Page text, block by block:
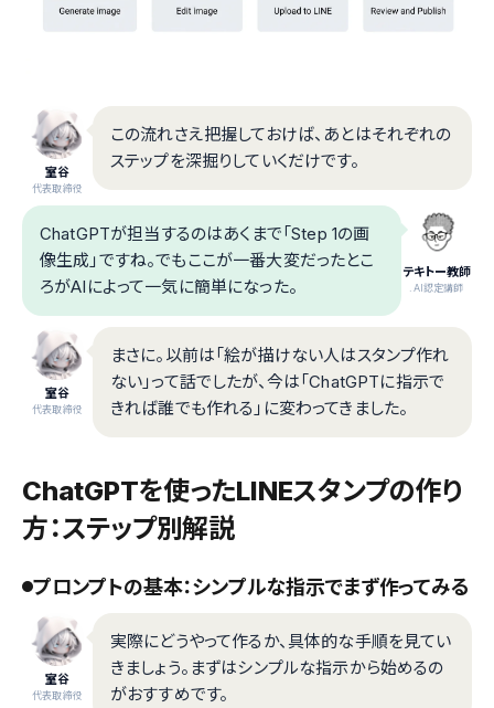
室谷
代表取締役
この流れさえ把握しておけば、あとはそれぞれの
ステップを深掘りしていくだけです。
テキトー教師
.AI認定講師
ChatGPTが担当するのはあくまで「Step 1の画
像生成」ですね。でもここが一番大変だったとこ
ろがAIによって一気に簡単になった。
室谷
代表取締役
まさに。以前は「絵が描けない人はスタンプ作れ
ない」って話でしたが、今は「ChatGPTに指示で
きれば誰でも作れる」に変わってきました。
ChatGPTを使ったLINEスタンプの作り
方：ステップ別解説
プロンプトの基本：シンプルな指示でまず作ってみる
室谷
代表取締役
実際にどうやって作るか、具体的な手順を見てい
きましょう。まずはシンプルな指示から始めるの
がおすすめです。